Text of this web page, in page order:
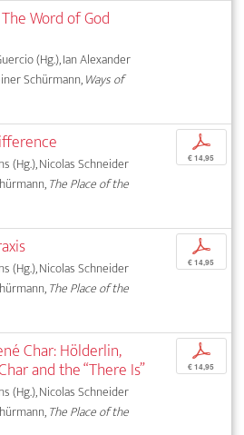
Word of God
(Hg.), Ian Alexander
Schürmann,Ways of
(Hg.), Nicolas Schneider
The Place of the
p
€ 14,95
(Hg.), Nicolas Schneider
The Place of the
p
€ 14,95
Char: Hölderlin,
and the “There Is”
(Hg.), Nicolas Schneider
The Place of the
p
€ 14,95